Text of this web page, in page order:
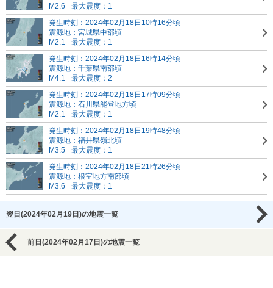
M2.6
最大震度：1
発生時刻：2024年02月18日10時16分頃
震源地：宮城県中部頃
M2.1
最大震度：1
発生時刻：2024年02月18日16時14分頃
震源地：千葉県南部頃
M4.1
最大震度：2
発生時刻：2024年02月18日17時09分頃
震源地：石川県能登地方頃
M2.1
最大震度：1
発生時刻：2024年02月18日19時48分頃
震源地：福井県嶺北頃
M3.5
最大震度：1
発生時刻：2024年02月18日21時26分頃
震源地：根室地方南部頃
M3.6
最大震度：1
翌日(2024年02月19日)の地震一覧
前日(2024年02月17日)の地震一覧